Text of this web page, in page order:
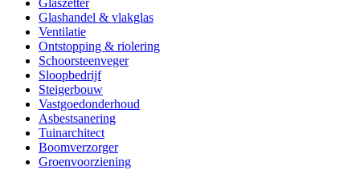
Glaszetter
Glashandel & vlakglas
Ventilatie
Ontstopping & riolering
Schoorsteenveger
Sloopbedrijf
Steigerbouw
Vastgoedonderhoud
Asbestsanering
Tuinarchitect
Boomverzorger
Groenvoorziening